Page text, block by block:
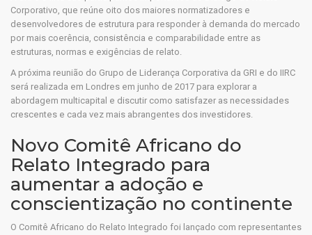
Corporativo, que reúne oito dos maiores normatizadores e
desenvolvedores de estrutura para responder à demanda do mercado
por mais coerência, consistência e comparabilidade entre as
estruturas, normas e exigências de relato.
A próxima reunião do Grupo de Liderança Corporativa da GRI e do IIRC
será realizada em Londres em junho de 2017 para explorar a
abordagem multicapital e discutir como satisfazer as necessidades
crescentes e cada vez mais abrangentes dos investidores.
Novo Comitê Africano do
Relato Integrado para
aumentar a adoção e
conscientização no continente
O Comitê Africano do Relato Integrado foi lançado com representantes